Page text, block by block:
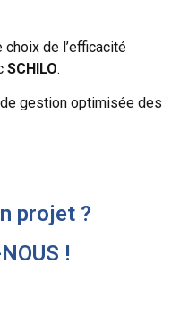
choix de l’efficacité
SCHILO.
gestion optimisée des
projet ?
!